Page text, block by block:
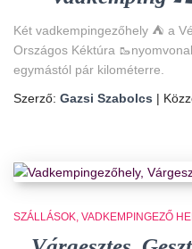
Két vadkempingezőhely ⛺ a
Országos Kéktúra
egymástól pár kilométerre.
Szerző: Gazsi Szabolcs |
SZÁLLÁSOK VADKEMPINGEZŐ